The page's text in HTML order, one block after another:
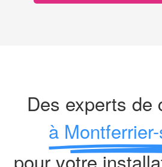
Des experts de
à
pour votre